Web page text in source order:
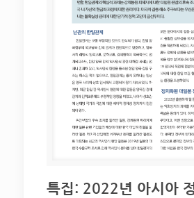
특집: 2022년 아시아